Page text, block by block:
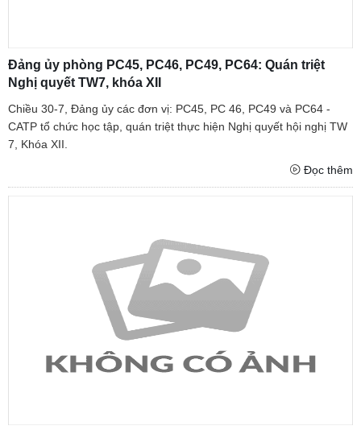
Đảng ủy phòng PC45, PC46, PC49, PC64: Quán triệt
Nghị quyết TW7, khóa XII
Chiều 30-7, Đảng ủy các đơn vị: PC45, PC 46, PC49 và PC64 -
CATP tổ chức học tập, quán triệt thực hiện Nghị quyết hội nghị TW
7, Khóa XII.
Đọc thêm